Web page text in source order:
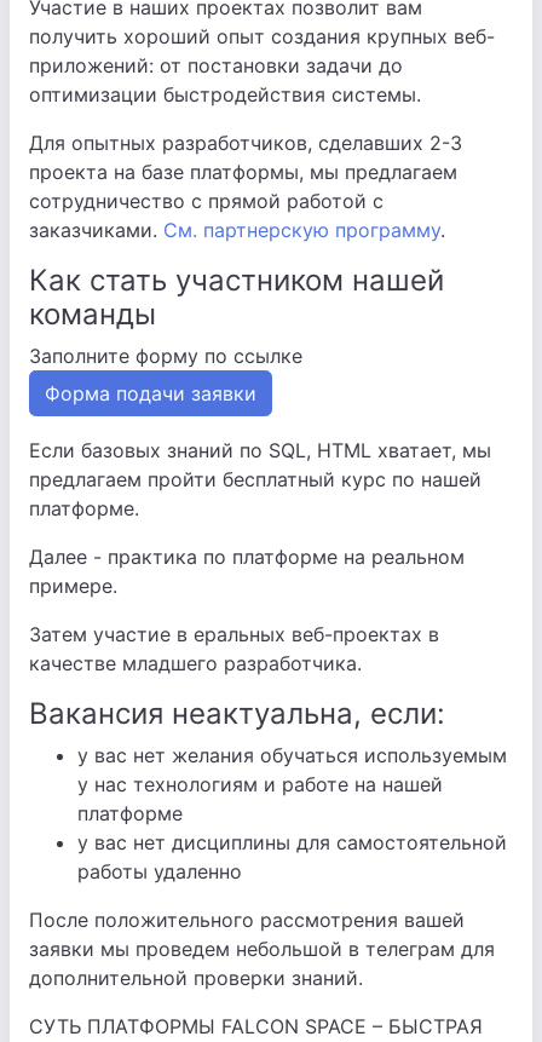
Участие в наших проектах позволит вам
получить хороший опыт создания крупных веб-
приложений: от постановки задачи до
оптимизации быстродействия системы.
Для опытных разработчиков, сделавших 2-3
проекта на базе платформы, мы предлагаем
сотрудничество с прямой работой с
заказчиками. См. партнерскую программу.
Как стать участником нашей
команды
Заполните форму по ссылке
Форма подачи заявки
Если базовых знаний по SQL, HTML хватает, мы
предлагаем пройти бесплатный курс по нашей
платформе.
Далее - практика по платформе на реальном
примере.
Затем участие в еральных веб-проектах в
качестве младшего разработчика.
Вакансия неактуальна, если:
у вас нет желания обучаться используемым
у нас технологиям и работе на нашей
платформе
у вас нет дисциплины для самостоятельной
работы удаленно
После положительного рассмотрения вашей
заявки мы проведем небольшой в телеграм для
дополнительной проверки знаний.
СУТЬ ПЛАТФОРМЫ FALCON SPACE – БЫСТРАЯ